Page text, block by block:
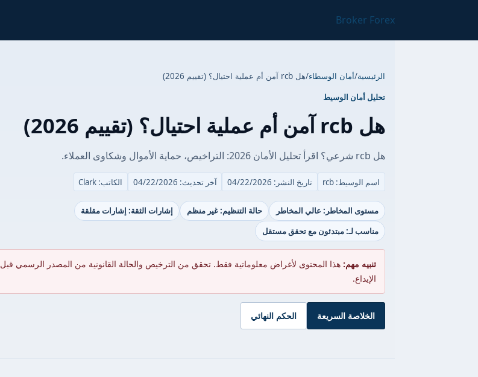
Broker Forex
الرئيسية/أمان الوسطاء/هل rcb آمن أم عملية احتيال؟ (تقييم 2026)
تحليل أمان الوسيط
هل rcb آمن أم عملية احتيال؟ (تقييم 2026)
هل rcb شرعي؟ اقرأ تحليل الأمان 2026: التراخيص، حماية الأموال وشكاوى العملاء.
اسم الوسيط: rcb تاريخ النشر: 04/22/2026 آخر تحديث: 04/22/2026 الكاتب: Clark
مستوى المخاطر: عالي المخاطر حالة التنظيم: غير منظم
إشارات الثقة: إشارات مقلقة
مناسب لـ: مبتدئون مع تحقق مستقل
تنبيه مهم: هذا المحتوى لأغراض معلوماتية فقط. تحقق من الترخيص والحالة القانونية من المصدر الرسمي قبل
الإيداع.
الخلاصة السريعة الحكم النهائي